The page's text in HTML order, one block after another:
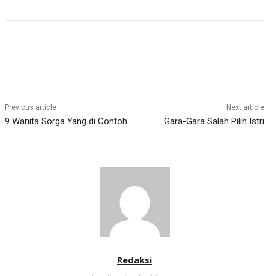
Previous article
9 Wanita Sorga Yang di Contoh
Next article
Gara-Gara Salah Pilih Istri
Redaksi